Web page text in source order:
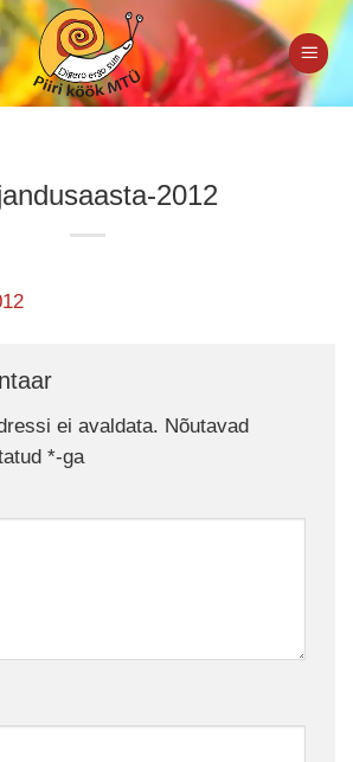
2012
ei avaldata. Nõutavad
*-ga